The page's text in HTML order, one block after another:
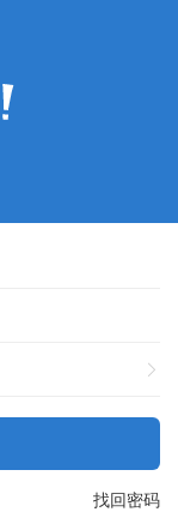
找回密码